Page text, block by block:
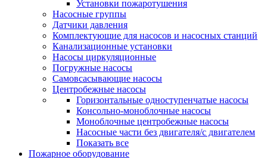
Установки пожаротушения
Насосные группы
Датчики давления
Комплектующие для насосов и насосных станций
Канализационные установки
Насосы циркуляционные
Погружные насосы
Самовсасывающие насосы
Центробежные насосы
Горизонтальные одноступенчатые насосы
Консольно-моноблочные насосы
Моноблочные центробежные насосы
Насосные части без двигателя/с двигателем
Показать все
Пожарное оборудование